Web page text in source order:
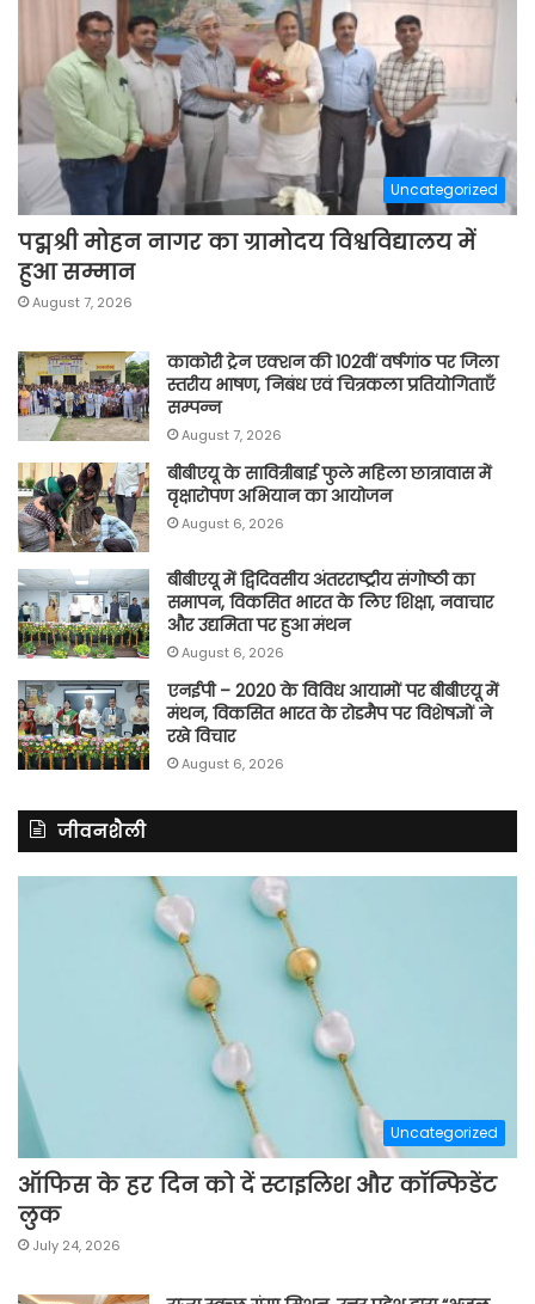
Uncategorized
पद्मश्री मोहन नागर का ग्रामोदय विश्वविद्यालय में
हुआ सम्मान
August 7, 2026
काकोरी ट्रेन एक्शन की 102वीं वर्षगांठ पर जिला
स्तरीय भाषण, निबंध एवं चित्रकला प्रतियोगिताएँ
सम्पन्न
August 7, 2026
बीबीएयू के सावित्रीबाई फुले महिला छात्रावास में
वृक्षारोपण अभियान का आयोजन
August 6, 2026
बीबीएयू में द्विदिवसीय अंतरराष्ट्रीय संगोष्ठी का
समापन, विकसित भारत के लिए शिक्षा, नवाचार
और उद्यमिता पर हुआ मंथन
August 6, 2026
एनईपी – 2020 के विविध आयामों पर बीबीएयू में
मंथन, विकसित भारत के रोडमैप पर विशेषज्ञों ने
रखे विचार
August 6, 2026
जीवनशैली
Uncategorized
ऑफिस के हर दिन को दें स्टाइलिश और कॉन्फिडेंट
लुक
July 24, 2026